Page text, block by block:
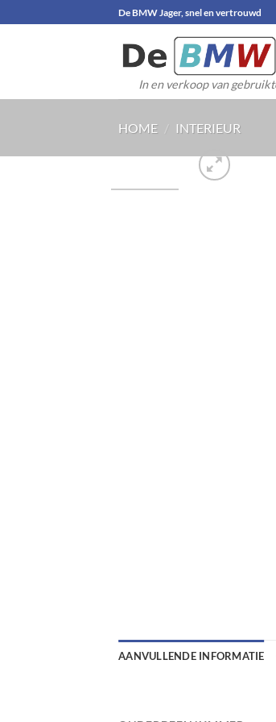
naar
De BMW Jager, snel en vertrouwd
In en verkoop van
HOME / INTERIEUR
AANVULLENDE INFORMATIE